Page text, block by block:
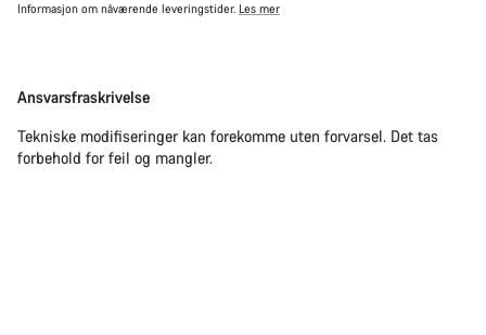
Informasjon om nåværende leveringstider. Les mer
Ansvarsfraskrivelse
Ansvarsfraskrivelse
Tekniske modifiseringer kan forekomme uten forvarsel. Det tas
forbehold for feil og mangler.